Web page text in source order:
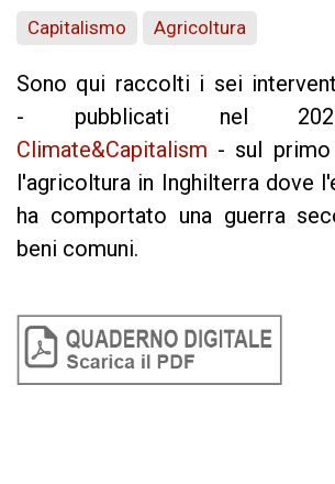
Capitalismo Agricoltura
Sono qui raccolti i sei
- pubblicati nel
Climate&Capitalism - sul
l'agricoltura in Inghilterra dove
ha comportato una guerra
beni comuni.